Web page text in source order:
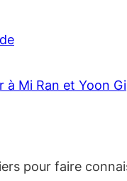
à Mi Ran et Yoon Gi
pour faire